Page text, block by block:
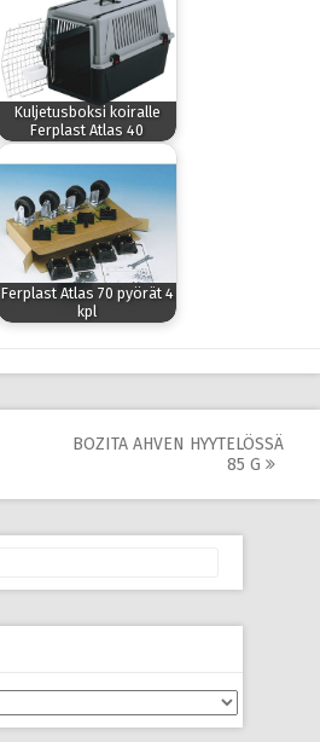
Kuljetusboksi koiralle
Ferplast Atlas 40
Ferplast Atlas 70 pyörät 4
kpl
BOZITA AHVEN HYYTELÖSSÄ
85 G